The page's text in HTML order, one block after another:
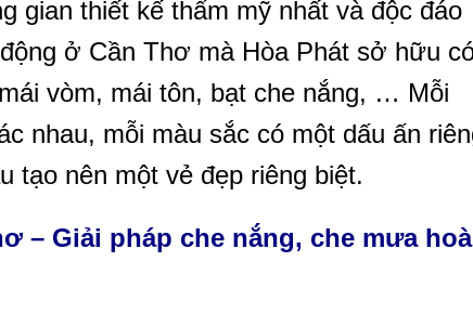
gian thiết kế thẩm mỹ nhất và độc đáo
ở Cần Thơ mà Hòa Phát sở hữu
vòm, mái tôn, bạt che nắng, … Mỗi
nhau, mỗi màu sắc có một dấu ấn
tạo nên một vẻ đẹp riêng biệt.
– Giải pháp che nắng, che mưa